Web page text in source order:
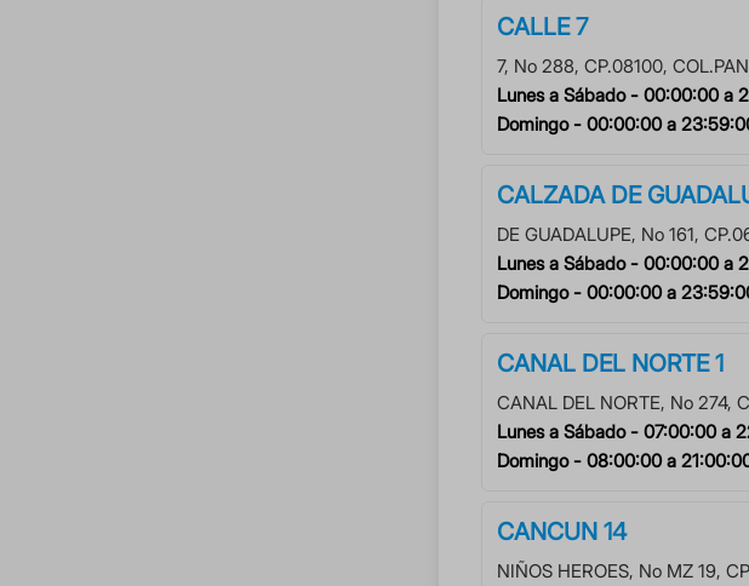
CALLE 7
7, No 288, CP.08100, COL.
Lunes a Sábado - 00:00:00a
Domingo - 00:00:00a
CALZADA DE
DE GUADALUPE, No 161, CP.
Lunes a Sábado - 00:00:00a
Domingo - 00:00:00a
CANAL DEL NORTE 1
CANAL DEL NORTE, No 274,
Lunes a Sábado - 07:00:00a
Domingo - 08:00:00a
CANCUN 14
NIÑOS HEROES, No MZ 19,